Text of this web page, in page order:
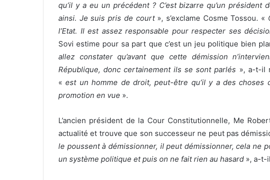
qu’il y a eu un précédent ? C’est bizarre qu’un
ainsi. Je suis pris de court», s’exclame Cosme Tossou. «
l’Etat. Il est assez responsable pour respecter ses
Sovi estime pour sa part que c’est un jeu politique bien
allez constater qu’avant que cette démission
République, donc certainement ils se sont parlés », a-t-il
«est un homme de droit, peut-être qu’il y a des choses
promotion en vue ».
L’ancien président de la Cour Constitutionnelle, Me
actualité et trouve que son successeur ne peut pas
le poussent à démissionner, il peut démissionner, cela ne
un système politique et puis on ne fait rien au hasard », a-t-